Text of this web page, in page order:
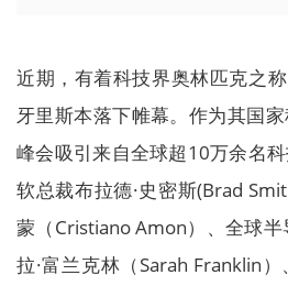
近期，有着科技界奥林匹克之
牙里斯本落下帷幕。作为其国
峰会吸引来自全球超10万余名
软总裁布拉德·史密斯(Brad
蒙（Cristiano Amon）、全球半
拉·富兰克林（Sarah Franklin